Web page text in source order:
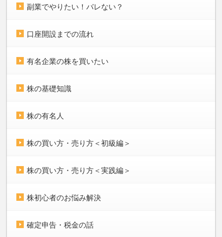
副業でやりたい！バレない？
口座開設までの流れ
有名企業の株を買いたい
株の基礎知識
株の有名人
株の買い方・売り方＜初級編＞
株の買い方・売り方＜実践編＞
株初心者のお悩み解決
確定申告・税金の話